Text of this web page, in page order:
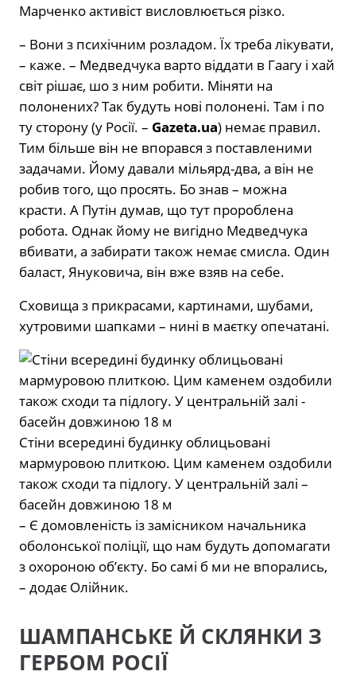
Марченко активіст висловлюється різко.
– Вони з психічним розладом. Їх треба лікувати,
– каже. – Медведчука варто віддати в Гаагу і хай
світ рішає, шо з ним робити. Міняти на
полонених? Так будуть нові полонені. Там і по
ту сторону (у Росії. – Gazeta.ua) немає правил.
Тим більше він не впорався з поставленими
задачами. Йому давали мільярд-два, а він не
робив того, що просять. Бо знав – можна
красти. А Путін думав, що тут пророблена
робота. Однак йому не вигідно Медведчука
вбивати, а забирати також немає смисла. Один
баласт, Януковича, він вже взяв на себе.
Сховища з прикрасами, картинами, шубами,
хутровими шапками – нині в маєтку опечатані.
Стіни всередині будинку облицьовані
мармуровою плиткою. Цим каменем оздобили
також сходи та підлогу. У центральній залі –
басейн довжиною 18 м
– Є домовленість із замісником начальника
оболонської поліції, що нам будуть допомагати
з охороною обʼєкту. Бо самі б ми не впорались,
– додає Олійник.
ШАМПАНСЬКЕ Й СКЛЯНКИ З
ГЕРБОМ РОСІЇ